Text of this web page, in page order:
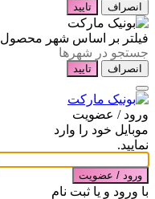
انصراف تایید
فیلتر بر اساس شهر محصول
انصراف تایید
ورود / عضویت
موبایل خود را وارد
نمایید.
ورود / عضویت
با ورود و یا ثبت نام